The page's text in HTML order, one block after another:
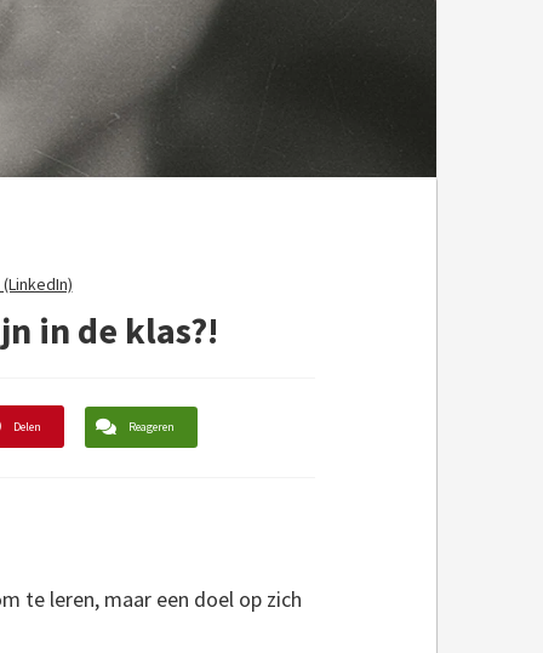
in de klas?!
Delen Reageren
te leren, maar een doel op zich